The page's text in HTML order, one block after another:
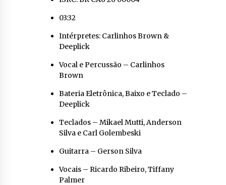
03:32
Intérpretes: Carlinhos Brown &
Deeplick
Vocal e Percussão – Carlinhos
Brown
Bateria Eletrônica, Baixo e Teclado –
Deeplick
Teclados – Mikael Mutti, Anderson
Silva e Carl Golembeski
Guitarra – Gerson Silva
Vocais – Ricardo Ribeiro, Tiffany
Palmer